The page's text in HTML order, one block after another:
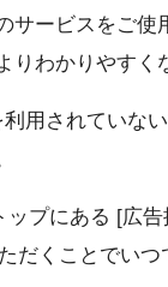
サービスをご
わかりやすく
用されていな
プにある [広
だくことでいつ